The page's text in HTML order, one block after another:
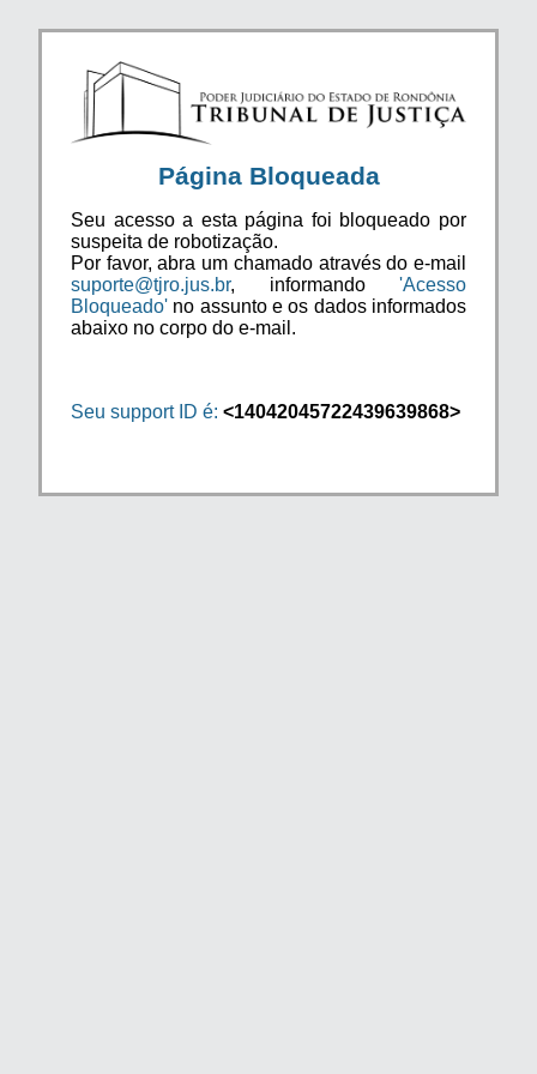
Página Bloqueada
Seu acesso a esta página foi bloqueado por
suspeita de robotização.
Por favor, abra um chamado através do e-mail
suporte@tjro.jus.br, informando 'Acesso
Bloqueado' no assunto e os dados informados
abaixo no corpo do e-mail.
Seu support ID é: <14042045722439639868>